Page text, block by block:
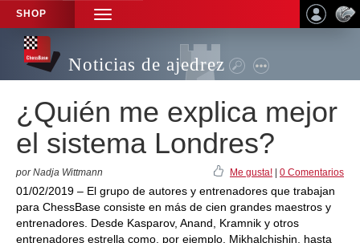
SHOP
TOGGLE
NAVIGATION
Noticias de ajedrez
¿Quién me explica mejor
el sistema Londres?
por Nadja Wittmann Me gusta! 0 Comentarios
01/02/2019 – El grupo de autores y entrenadores que trabajan
para ChessBase consiste en más de cien grandes maestros y
entrenadores. Desde Kasparov, Anand, Kramnik y otros
entrenadores estrella como, por ejemplo, Mikhalchishin, hasta